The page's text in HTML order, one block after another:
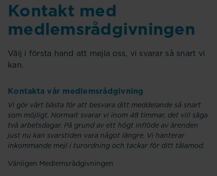
Kontakt med
medlemsrådgivningen
Välj i första hand att mejla oss, vi svarar så snart vi
kan.
Kontakta vår medlemsrådgivning
Vi gör vårt bästa för att besvara ditt meddelande så snart
som möjligt. Normalt svarar vi inom 48 timmar, det vill säga
två arbetsdagar. På grund av ett högt inflöde av ärenden
just nu kan svarstiden vara något längre. Vi hanterar
inkommande mejl i turordning och tackar för ditt tålamod.
Vänligen Medlemsrådgivningen